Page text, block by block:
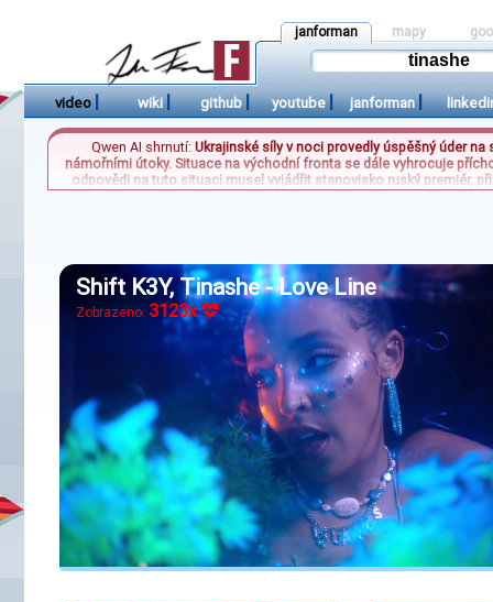
janforman mapy
video | wiki | github | youtube | janforman |
Qwen AI shrnutí: Ukrajinské síly v noci provedly úspěšný úder
námořními útoky. Situace na východní fronta se dále vyhrocuje
odpovědi na tuto situaci musel vyjádřit stanovisko ruský premiér,
Shift K3Y, Tinashe - Love Line
Zobrazeno: 3123x